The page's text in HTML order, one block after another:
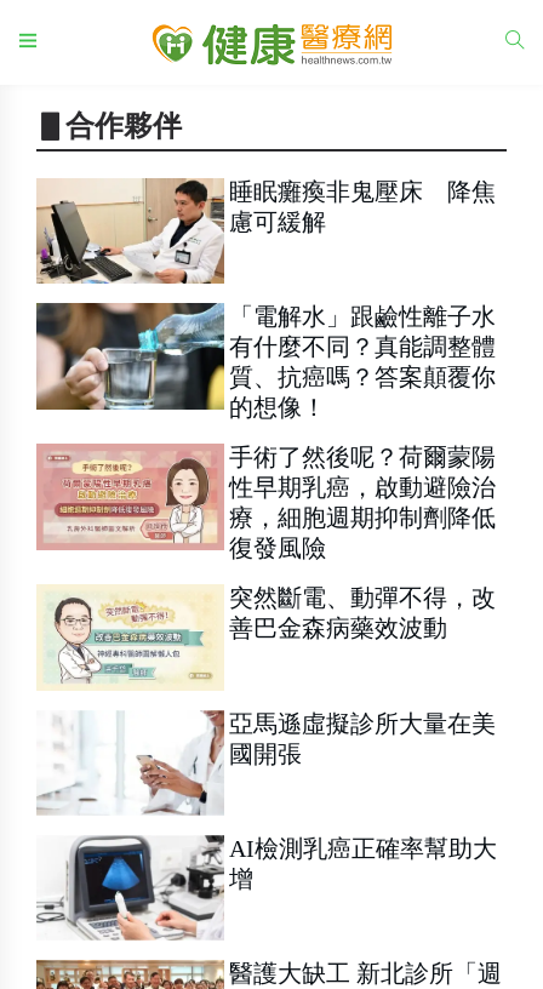
▋合作夥伴
睡眠癱瘓非鬼壓床 降焦
慮可緩解
「電解水」跟鹼性離子水
有什麼不同？真能調整體
質、抗癌嗎？答案顛覆你
的想像！
手術了然後呢？荷爾蒙陽
性早期乳癌，啟動避險治
療，細胞週期抑制劑降低
復發風險
突然斷電、動彈不得，改
善巴金森病藥效波動
亞馬遜虛擬診所大量在美
國開張
AI檢測乳癌正確率幫助大
增
醫護大缺工 新北診所「週